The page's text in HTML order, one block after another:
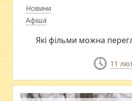
Новини
Афіша
Які фільми можна
11